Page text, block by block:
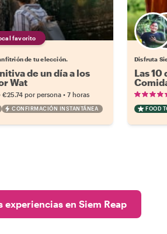
favorito
de tu elección.
de un día a los
Wat
€25.74 por persona • 7 horas
CONFIRMACIÓN INSTANTÁNEA
Disfruta
Las 10
FOOD
experiencias en Siem Reap